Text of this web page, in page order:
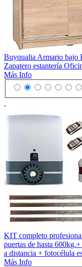
Buyqualia Armario bajo
Zapatero estantería
Más Info
KIT completo
puertas de hasta
a distancia + fotocélula
Más Info